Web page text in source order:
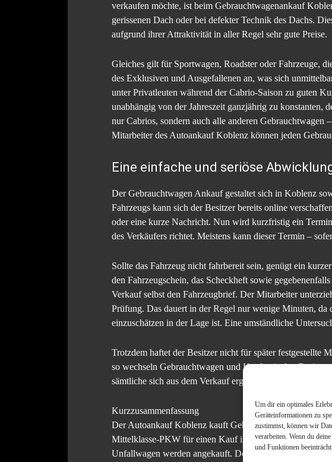
Um dir ein optimales
Geräteinformationen zu
zustimmst, können wir
verarbeiten. Wenn du
und Funktionen
verkaufen möchte, ist beim Gebrauchtwagenankauf
gerissenen Dach oder bei defekter Technik des Dachs.
aufgrund ihrer Attraktivität in aller Regel sehr gute Preise.
Gleiches gilt für Sportwagen, Roadster oder Fahrzeuge,
des Exklusiven und Ausgefallenen an, was sich
unter Privatleuten während der Cabrio-Saison zu guten
unabhängig von der Jahreszeit ganzjährig zu konstanten,
nur Cabrios, sondern auch alle anderen
Mitarbeiter des Autoankauf Koblenz können jeden
Eine einfache und seriöse
Der Gebrauchtwagen Ankauf gestaltet sich in Koblenz
Fahrzeugs kann sich der Besitzer bereits online
oder eine kurze Nachricht. Nun wird kurzfristig ein
des Verkäufers richtet. Meistens kann dieser Termin –
Sollte das Fahrzeug nicht fahrbereit sein, genügt ein
den Fahrzeugschein, das Scheckheft sowie
Verkauf selbst den Fahrzeugbrief. Der Mitarbeiter
Prüfung. Das dauert in der Regel nur wenige Minuten,
einzuschätzen in der Lage ist. Eine umständliche
Trotzdem haftet der Besitzer nicht für später festgestellte
so wechseln Gebrauchtwagen und Kaufpreis den
sämtliche sich aus dem Verkauf ergebenden Formalitäten.
Kurzzusammenfassung
Der Autoankauf Koblenz kauft Gebrauchtwagen im
Mittelklasse-PKW für einen Kauf infrage. Vielmehr
Unfallwagen werden angekauft. Der Autoankauf